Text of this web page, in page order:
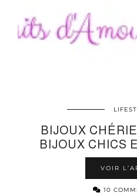
BIJOUX
BIJOUX CHICS
VOIR
10